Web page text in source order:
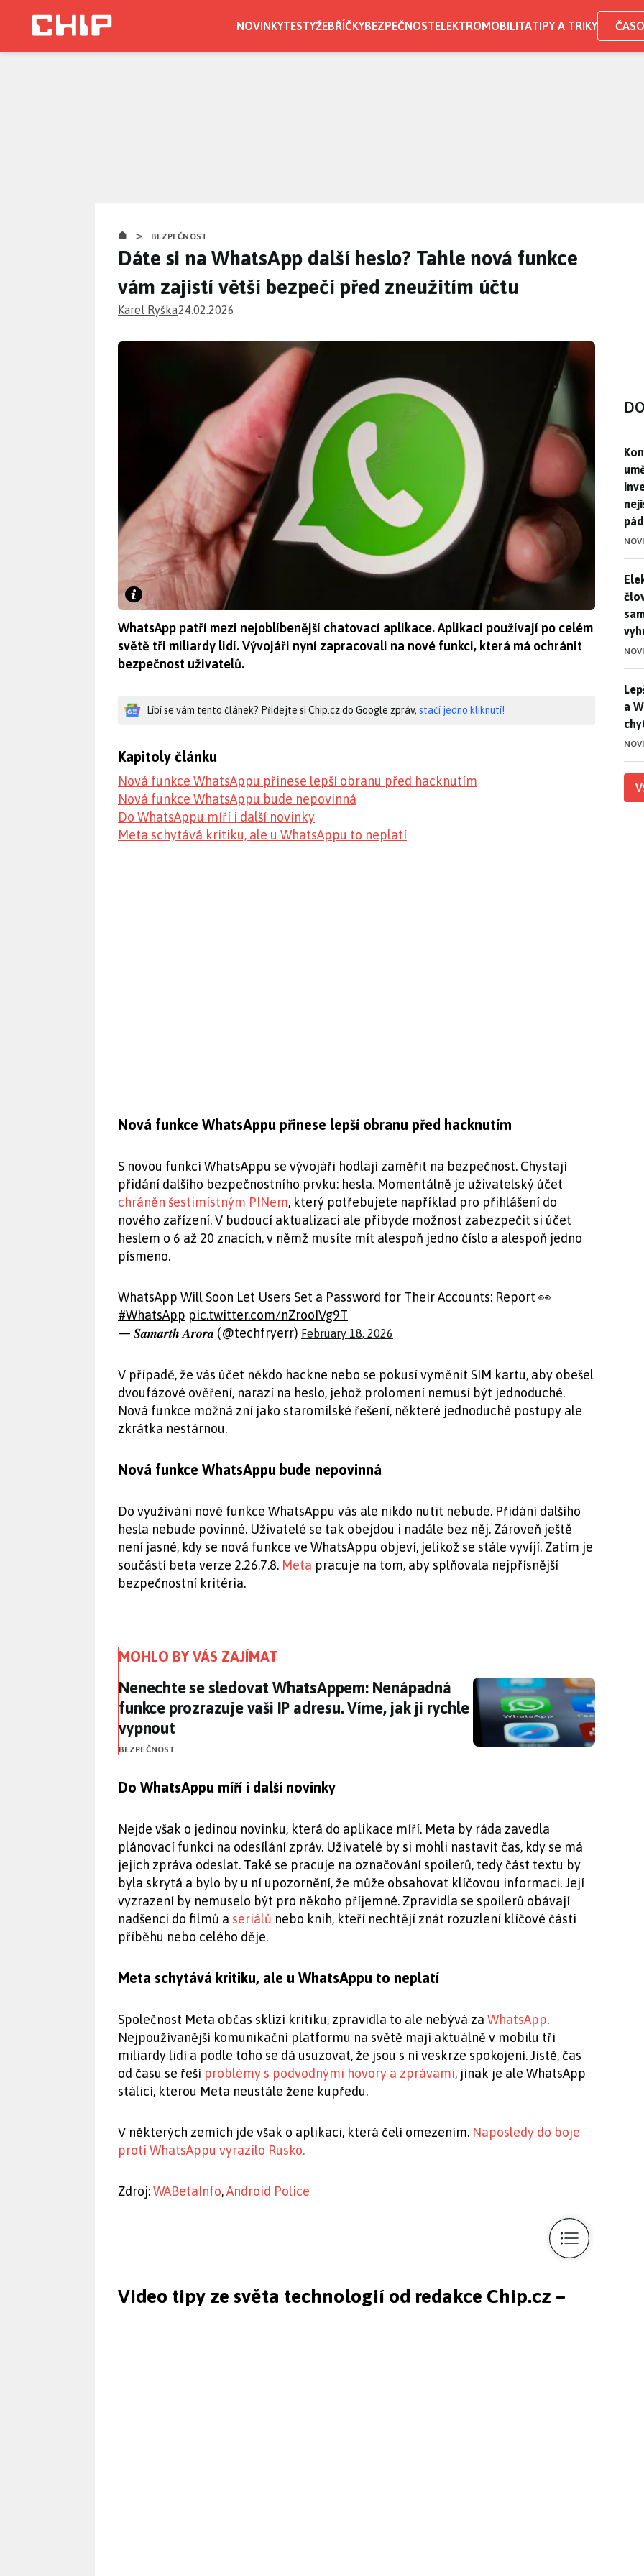
NOVINKYTESTYŽEBŘÍČKYBEZPEČNOSTELEKTROMOBILITATIPY A TRIKY
> BEZPEČNOST
Dáte si na WhatsApp další heslo? Tahle nová funkce
vám zajistí větší bezpečí před zneužitím účtu
Karel Ryška24.02.2026
WhatsApp patří mezi nejoblíbenější chatovací aplikace. Aplikaci používají po celém
světě tři miliardy lidí. Vývojáři nyní zapracovali na nové funkci, která má ochránit
bezpečnost uživatelů.
Líbí se vám tento článek? Přidejte si Chip.cz do Google zpráv, stačí jedno kliknutí!
Kapitoly článku
Nová funkce WhatsAppu přinese lepší obranu před hacknutím
Nová funkce WhatsAppu bude nepovinná
Do WhatsAppu míří i další novinky
Meta schytává kritiku, ale u WhatsAppu to neplatí
Nová funkce WhatsAppu přinese lepší obranu před hacknutím
S novou funkcí WhatsAppu se vývojáři hodlají zaměřit na bezpečnost. Chystají
přidání dalšího bezpečnostního prvku: hesla. Momentálně je uživatelský účet
chráněn šestimístným PINem, který potřebujete například pro přihlášení do
nového zařízení. V budoucí aktualizaci ale přibyde možnost zabezpečit si účet
heslem o 6 až 20 znacích, v němž musíte mít alespoň jedno číslo a alespoň jedno
písmeno.
WhatsApp Will Soon Let Users Set a Password for Their Accounts: Report 👀
#WhatsApp pic.twitter.com/nZrooIVg9T
— 𝑺𝒂𝒎𝒂𝒓𝒕𝒉 𝑨𝒓𝒐𝒓𝒂 (@techfryerr) February 18, 2026
V případě, že vás účet někdo hackne nebo se pokusí vyměnit SIM kartu, aby obešel
dvoufázové ověření, narazí na heslo, jehož prolomení nemusí být jednoduché.
Nová funkce možná zní jako staromilské řešení, některé jednoduché postupy ale
zkrátka nestárnou.
Nová funkce WhatsAppu bude nepovinná
Do využívání nové funkce WhatsAppu vás ale nikdo nutit nebude. Přidání dalšího
hesla nebude povinné. Uživatelé se tak obejdou i nadále bez něj. Zároveň ještě
není jasné, kdy se nová funkce ve WhatsAppu objeví, jelikož se stále vyvíjí. Zatím je
součástí beta verze 2.26.7.8. Meta pracuje na tom, aby splňovala nejpřísnější
bezpečnostní kritéria.
MOHLO BY VÁS ZAJÍMAT
Nenechte se sledovat WhatsAppem: Nenápadná funkce prozrazuje vaši IP
Nenechte se sledovat WhatsAppem: Nenápadná
funkce prozrazuje vaši IP adresu. Víme, jak ji rychle
vypnout
BEZPEČNOST
Do WhatsAppu míří i další novinky
Nejde však o jedinou novinku, která do aplikace míří. Meta by ráda zavedla
plánovací funkci na odesílání zpráv. Uživatelé by si mohli nastavit čas, kdy se má
jejich zpráva odeslat. Také se pracuje na označování spoilerů, tedy část textu by
byla skrytá a bylo by u ní upozornění, že může obsahovat klíčovou informaci. Její
vyzrazení by nemuselo být pro někoho příjemné. Zpravidla se spoilerů obávají
nadšenci do filmů a seriálů nebo knih, kteří nechtějí znát rozuzlení klíčové části
příběhu nebo celého děje.
Meta schytává kritiku, ale u WhatsAppu to neplatí
Společnost Meta občas sklízí kritiku, zpravidla to ale nebývá za WhatsApp.
Nejpoužívanější komunikační platformu na světě mají aktuálně v mobilu tři
miliardy lidí a podle toho se dá usuzovat, že jsou s ní veskrze spokojení. Jistě, čas
od času se řeší problémy s podvodnými hovory a zprávami, jinak je ale WhatsApp
stálicí, kterou Meta neustále žene kupředu.
V některých zemích jde však o aplikaci, která čelí omezením. Naposledy do boje
proti WhatsAppu vyrazilo Rusko.
Zdroj:WABetaInfo,Android Police
Video tipy ze světa technologií od redakce Chip.cz –
pád
a